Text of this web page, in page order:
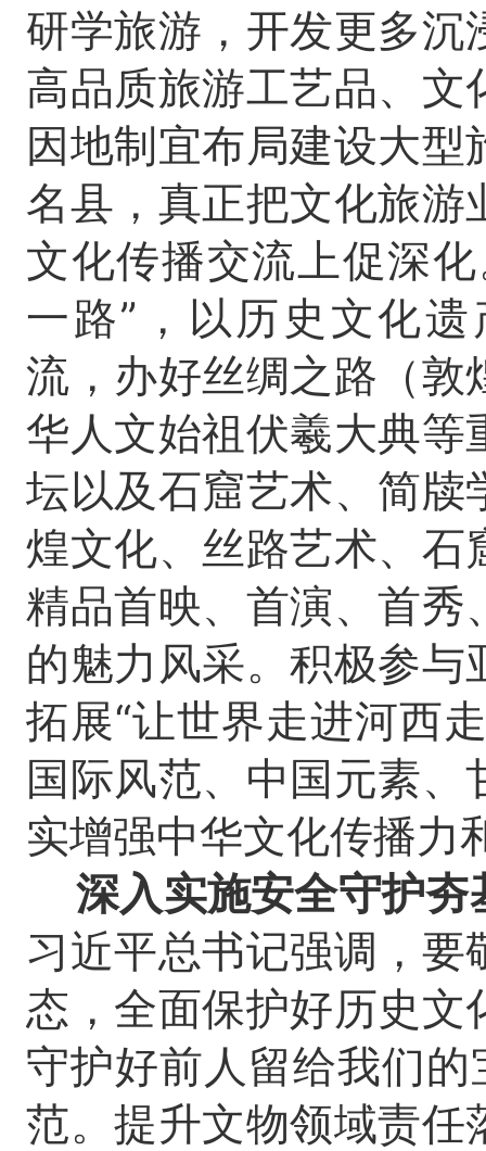
研学旅游，开发更多沉
高品质旅游工艺品、
因地制宜布局建设大
名县，真正把文化旅
文化传播交流上促深
一路”，以历史文化
流，办好丝绸之路（敦
华人文始祖伏羲大典等
坛以及石窟艺术、简牍
煌文化、丝路艺术、石
精品首映、首演、首秀
的魅力风采。积极参
拓展“让世界走进河西
国际风范、中国元素
实增强中华文化传播力
深入实施安全守护
习近平总书记强调，
态，全面保护好历史
守护好前人留给我们的
范。提升文物领域责任